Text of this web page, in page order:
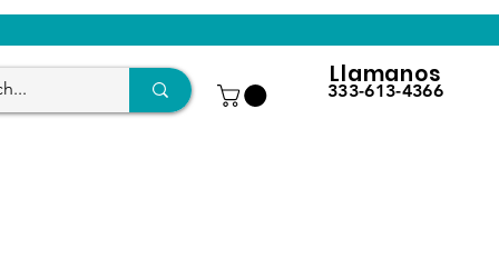
Llamanos
333-613-4366